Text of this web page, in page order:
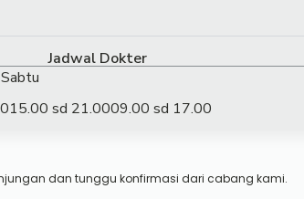
Jadwal Dokter
15.00 sd 21.0009.00 sd 17.00
dan tunggu konfirmasi dari cabang kami.